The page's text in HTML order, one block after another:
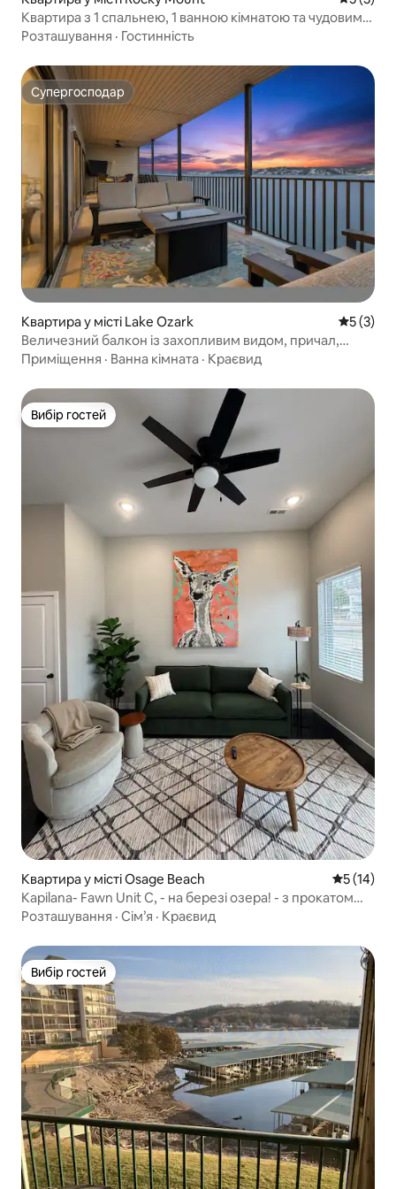
Квартира з 1 спальнею, 1 ванною кімнатою та чудовим
краєвидом
Розташування · Гостинність
Супергосподар
Супергосподар
Квартира у місті Lake Ozark Середня
5 (3)
Величезний балкон із захопливим видом, причал,
басейн, 4 спальні/ванна кімната
Приміщення · Ванна кімната · Краєвид
Вибір гостей
Вибір гостей
Квартира у місті Osage Beach Середня
5 (14)
Kapilana- Fawn Unit C, - на березі озера! - з прокатом
човнів
Розташування · Сім’я · Краєвид
Вибір гостей
Вибір гостей